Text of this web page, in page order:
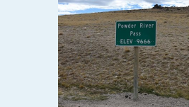
COL DU GALIBIER